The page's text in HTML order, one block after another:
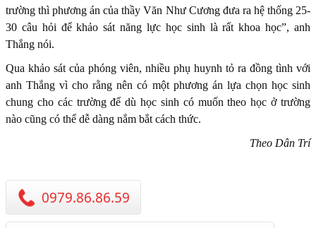
trường thì phương án của thầy Văn Như Cương đưa ra hệ thống 25-
30 câu hỏi để khảo sát năng lực học sinh là rất khoa học”, anh
Thắng nói.
Qua khảo sát của phóng viên, nhiều phụ huynh tỏ ra đồng tình với
anh Thắng vì cho rằng nên có một phương án lựa chọn học sinh
chung cho các trường để dù học sinh có muốn theo học ở trường
nào cũng có thể dễ dàng nắm bắt cách thức.
Theo Dân Trí
0979.86.86.59